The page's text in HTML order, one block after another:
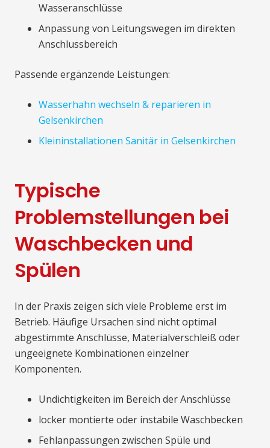
Wasseranschlüsse
Anpassung von Leitungswegen im direkten
Anschlussbereich
Passende ergänzende Leistungen:
Wasserhahn wechseln & reparieren in
Gelsenkirchen
Kleininstallationen Sanitär in Gelsenkirchen
Typische
Problemstellungen bei
Waschbecken und
Spülen
In der Praxis zeigen sich viele Probleme erst im
Betrieb. Häufige Ursachen sind nicht optimal
abgestimmte Anschlüsse, Materialverschleiß oder
ungeeignete Kombinationen einzelner
Komponenten.
Undichtigkeiten im Bereich der Anschlüsse
locker montierte oder instabile Waschbecken
Fehlanpassungen zwischen Spüle und